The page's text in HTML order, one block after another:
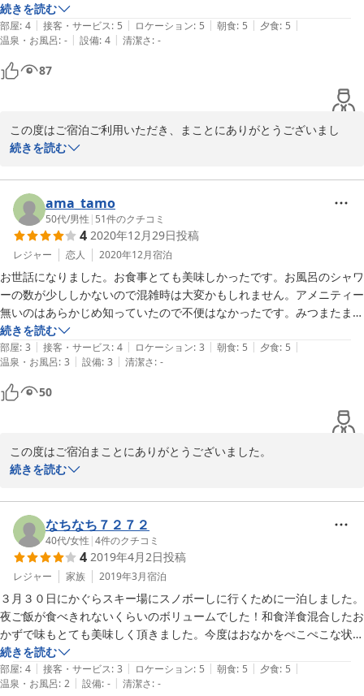
スキー場までも近く十分歩けます。スキー場の駐車場代が有料の日だっ
たので大変助かりました。宿の駐車スペースはやや狭いですが、問題な
い程度です（当方、プラドです）
お風呂は割引があるため、近くの温泉を利用したので、宿のお風呂は評
価なしとしました。利用した温泉は冬に歩くのはきついかもしれませ
部屋はそれなりですが、こたつもあったりと、寒くなかったです。
続きを読む
部屋: 4 | 接客・サービス: 5 | ロケーション: 5 | 朝食: 5 | 夕食: 5 |
温泉・お風呂: - | 設備: 4 | 清潔さ: -
87
この度はご宿泊ご利用いただき、まことにありがとうございまし
た。
す。
またのご利用心よりお待ちしております。
2023-01-10
続きを読む
ama_tamo
50代/男性 | 51件のクチコミ
4 2020年12月29日投稿
レジャー 恋人 2020年12月宿泊
お世話になりました。お食事とても美味しかったです。お風呂のシャワ
ーの数が少ししかないので混雑時は大変かもしれません。アメニティー
無いのはあらかじめ知っていたので不便はなかったです。みつまたまで
の徒歩は、みつまたの駐車場の一番遠い所に停めたと考えたら大したこ
とありません。それで1000円浮くなら大歓迎です。総合的にまた行っ
てみたい宿です。
続きを読む
部屋: 3 | 接客・サービス: 4 | ロケーション: 3 | 朝食: 5 | 夕食: 5 |
温泉・お風呂: 3 | 設備: 3 | 清潔さ: -
50
この度はご宿泊まことにありがとうございました。
良い評価を頂き、大変恐縮しております。
増やせませんが、コロナウイルス対策の為グループごとの御入浴小
人数をお願いしております。
また機会がありましたらご利用お待ちしております。
2020-12-29
続きを読む
なちなち７２７２
40代/女性 |4件のクチコミ
4 2019年4月2日投稿
レジャー 家族 2019年3月宿泊
３月３０日にかぐらスキー場にスノボーしに行くために一泊しました。
夜ご飯が食べきれないくらいのボリュームでした！和食洋食混合したお
かずで味もとても美味しく頂きました。今度はおなかをぺこぺこな状態
でおいしいお米もたくさん食べたいです！朝ご飯もおかずがたくさんで
この宿泊料金でとてもお得な感じでした。
お風呂は狭いので二人はいるともういっぱいです(^_^;
続きを読む
部屋: 4 | 接客・サービス: 3 | ロケーション: 5 | 朝食: 5 | 夕食: 5 |
温泉・お風呂: 2 | 設備: - | 清潔さ: -